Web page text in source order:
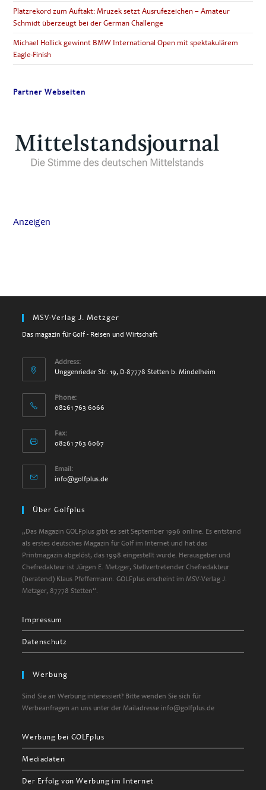
Platzrekord zum Auftakt: Mruzek setzt Ausrufezeichen – Amateur
Schmidt überzeugt bei der German Challenge
Michael Hollick gewinnt BMW International Open mit spektakulärem
Eagle-Finish
Partner Webseiten
Anzeigen
MSV-Verlag J. Metzger
Das magazin für Golf - Reisen und Wirtschaft
Address:
Unggenrieder Str. 19, D-87778 Stetten b. Mindelheim
Phone:
08261 763 6066
Fax:
08261 763 6067
Email:
info@golfplus.de
Über Golfplus
„Das Magazin GOLFplus gibt es seit September 1996 online. Es entstand
als erstes deutsches Magazin für Golf im Internet und hat das
Printmagazin abgelöst, das 1998 eingestellt wurde. Herausgeber und
Chefredakteur ist Jürgen E. Metzger, Stellvertretender Chefredakteur
(beratend) Klaus Pfeffermann. GOLFplus erscheint im MSV-Verlag J.
Metzger, 87778 Stetten“.
Impressum
Datenschutz
Werbung
Sind Sie an Werbung interessiert? Bitte wenden Sie sich für
Werbeanfragen an uns unter der Mailadresse info@golfplus.de
Werbung bei GOLFplus
Mediadaten
Der Erfolg von Werbung im Internet